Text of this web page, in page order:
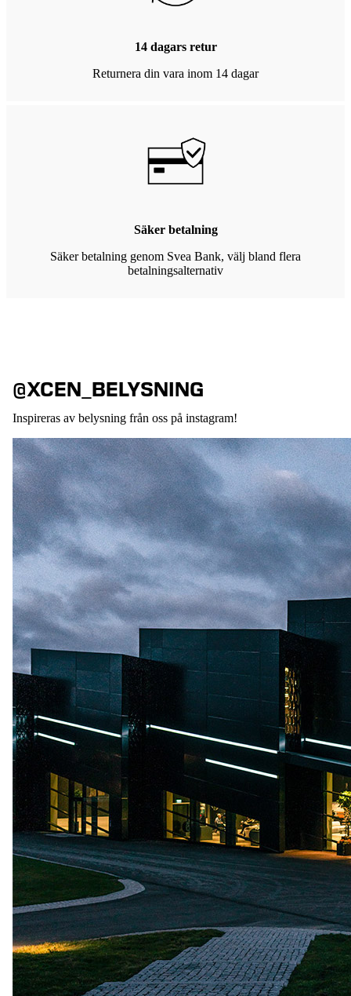
14 dagars retur
Returnera din vara inom 14 dagar
Säker betalning
Säker betalning genom Svea Bank, välj bland flera
betalningsalternativ
@XCEN_BELYSNING
Inspireras av belysning från oss på instagram!